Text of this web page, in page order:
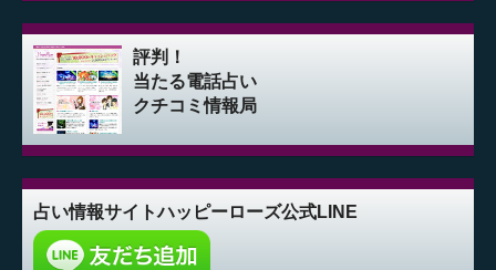
評判！
当たる電話占い
クチコミ情報局
占い情報サイトハッピーローズ公式LINE